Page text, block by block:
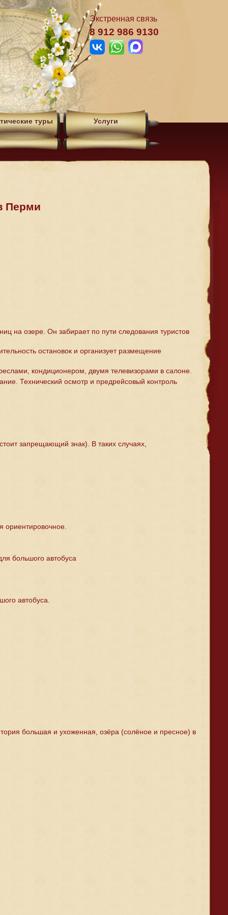
Экстренная связь
8 912 986 9130
туры Услуги
Перми
на озере. Он забирает по пути следования туристов
остановок и организует размещение
кондиционером, двумя телевизорами в салоне.
Технический осмотр и предрейсовый контроль
запрещающий знак). В таких случаях,
большого автобуса
автобуса.
большая и ухоженная, озёра (солёное и пресное) в